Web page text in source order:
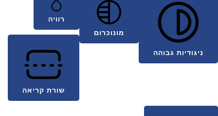
ניגודיות גבוהה
מונוכרום
רוויה
שורת קריאה